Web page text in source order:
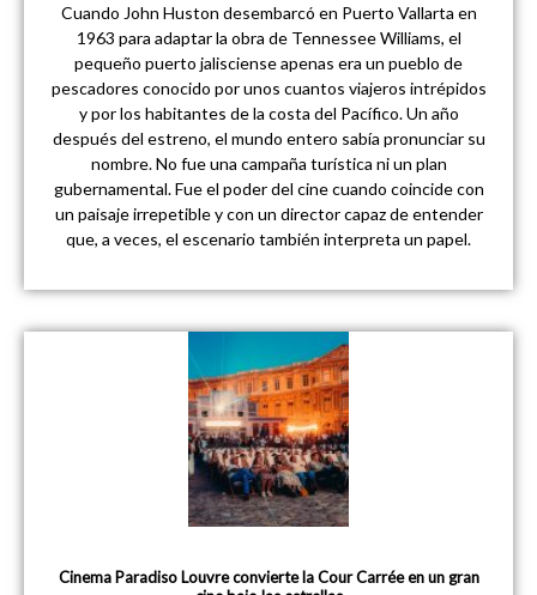
Cuando John Huston desembarcó en Puerto Vallarta en
1963 para adaptar la obra de Tennessee Williams, el
pequeño puerto jalisciense apenas era un pueblo de
pescadores conocido por unos cuantos viajeros intrépidos
y por los habitantes de la costa del Pacífico. Un año
después del estreno, el mundo entero sabía pronunciar su
nombre. No fue una campaña turística ni un plan
gubernamental. Fue el poder del cine cuando coincide con
un paisaje irrepetible y con un director capaz de entender
que, a veces, el escenario también interpreta un papel.
Cinema Paradiso Louvre convierte la Cour Carrée en un gran